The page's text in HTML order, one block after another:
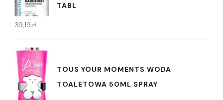
TABL
39,19zł
TOUS YOUR MOMENTS WODA
TOALETOWA 50ML SPRAY